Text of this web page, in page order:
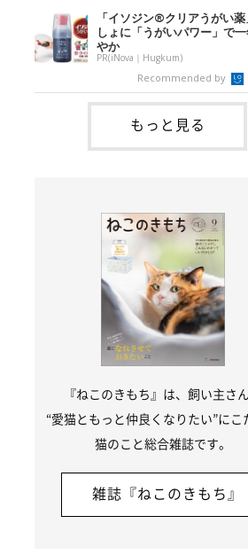
ましょう。冷房の効いていない
へも自由に行き来できるように
が通れる程度に
し、愛猫が甘噛みする相手を選
感じる状況を教えてもらいまし
ねこのきもち獣医師相談室の原
には、実際に猫は甘噛みする相
いるのか、その真相をお聞き
割の飼い主さんが「甘噛みする
でいる」と感じていた※2026年5
は甘えん坊な性格の猫も少なく
ん。今回は猫たちが出している
ン”について、帝京科学大学生
アニマルサイエンス学科准教授
先生に教えていただきました。
かまってほしいサインねこの
真ギャラリーもともと、子猫が
てお世話を求めるときに鳴き声
す。子猫なので「ニャー」より
い「ミャア」といった鳴き声に
「イソジン®クリアうがい
しょに「うがいパワー」で
やか
PR(iNova｜Hugkum)
Recommended by
もっと見る
『ねこのきもち』は、飼い主さ
“愛猫ともっと仲良くなりたい”にこ
猫のこと総合雑誌です。
雑誌『ねこのきもち』